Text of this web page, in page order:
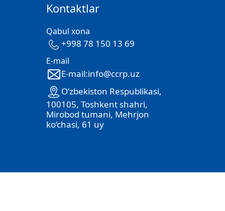
Kontaktlar
Qabul xona
+998 78 150 13 69
E-mail
E-mail:info@ccrp.uz
O‘zbekiston Respublikasi,
100105, Toshkent shahri,
Mirobod tumani, Mehrjon
ko‘chasi, 61 uy